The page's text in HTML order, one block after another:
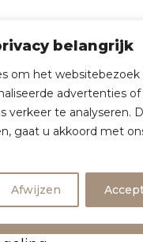
belangrijk
om het websitebezoek
advertenties of
verkeer te analyseren.
gaat u akkoord met
Afwijzen